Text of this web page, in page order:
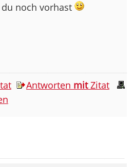
noch vorhast
Antworten mitZitat